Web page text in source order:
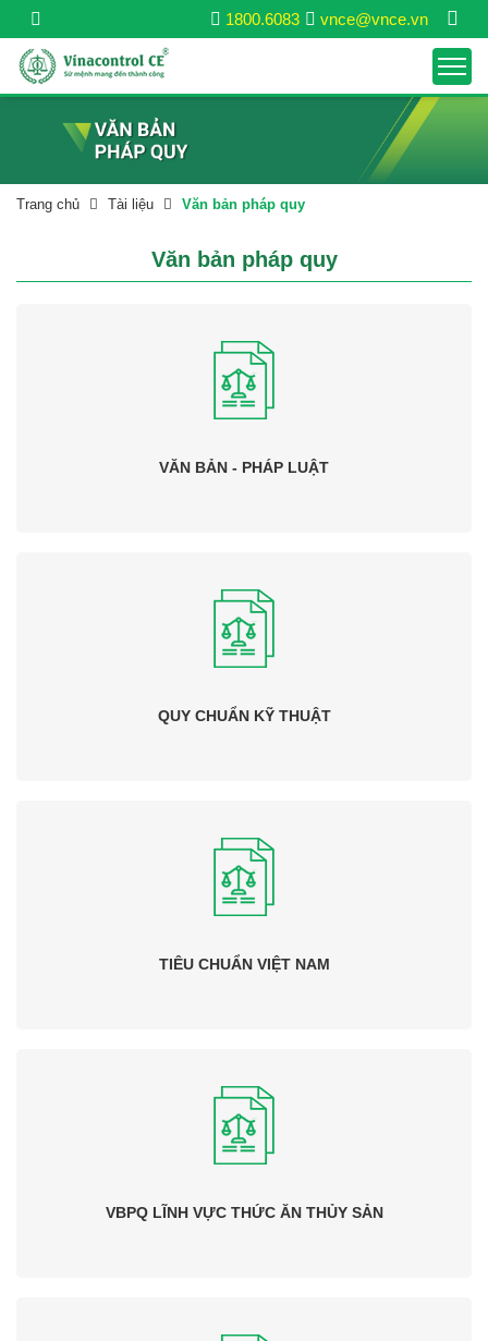
vnce@vnce.vn
1800.6083
Trang chủ Tài liệu Văn bản pháp quy
Văn bản pháp quy
VĂN BẢN - PHÁP LUẬT
QUY CHUẨN KỸ THUẬT
TIÊU CHUẨN VIỆT NAM
VBPQ LĨNH VỰC THỨC ĂN THỦY SẢN